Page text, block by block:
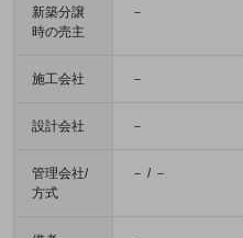
新築分譲
時の売主
－
施工会社 －
設計会社 －
管理会社/
方式
－ / －